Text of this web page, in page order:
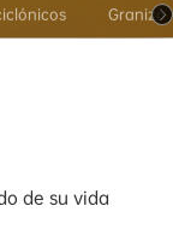
Granizo
de su vida